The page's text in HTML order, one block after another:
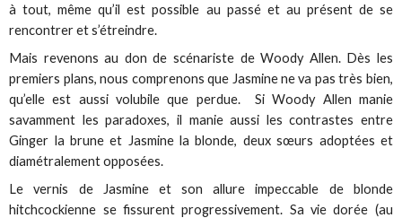
à tout, même qu’il est possible au passé et au présent de se
rencontrer et s’étreindre.
Mais revenons au don de scénariste de Woody Allen. Dès les
premiers plans, nous comprenons que Jasmine ne va pas très bien,
qu’elle est aussi volubile que perdue. Si Woody Allen manie
savamment les paradoxes, il manie aussi les contrastes entre
Ginger la brune et Jasmine la blonde, deux sœurs adoptées et
diamétralement opposées.
Le vernis de Jasmine et son allure impeccable de blonde
hitchcockienne se fissurent progressivement. Sa vie dorée (au